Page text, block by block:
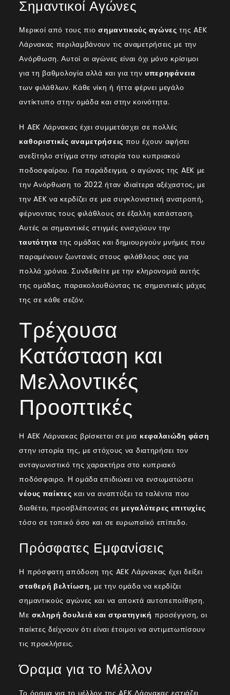
Σημαντικοί Αγώνες
Μερικοί από τους πιοσημαντικούς αγώνες της AEK
Λάρνακας περιλαμβάνουν τις αναμετρήσεις με την
Ανόρθωση. Αυτοί οι αγώνες είναι όχι μόνο κρίσιμοι
για τη βαθμολογία αλλά και για την υπερηφάνεια
των φιλάθλων. Κάθε νίκη ή ήττα φέρνει μεγάλο
αντίκτυπο στην ομάδα και στην κοινότητα.
Η AEK Λάρνακας έχει συμμετάσχει σε πολλές
καθοριστικές αναμετρήσεις που έχουν αφήσει
ανεξίτηλο στίγμα στην ιστορία του κυπριακού
ποδοσφαίρου. Για παράδειγμα, ο αγώνας της AEK με
την Ανόρθωση το 2022 ήταν ιδιαίτερα αξέχαστος, με
την AEK να κερδίζει σε μια συγκλονιστική ανατροπή,
φέρνοντας τους φιλάθλους σε έξαλλη κατάσταση.
Αυτές οι σημαντικές στιγμές ενισχύουν την
ταυτότητα της ομάδας και δημιουργούν μνήμες που
παραμένουν ζωντανές στους φιλάθλους σας για
πολλά χρόνια. Συνδεθείτε με την κληρονομιά αυτής
της ομάδας, παρακολουθώντας τις σημαντικές μάχες
της σε κάθε σεζόν.
Τρέχουσα
Κατάσταση και
Μελλοντικές
Προοπτικές
Η AEK Λάρνακας βρίσκεται σε μια κεφαλαιώδη φάση
στην ιστορία της, με στόχους να διατηρήσει τον
ανταγωνιστικό της χαρακτήρα στο κυπριακό
ποδόσφαιρο. Η ομάδα επιδιώκει να ενσωματώσει
νέους παίκτες και να αναπτύξει τα ταλέντα που
διαθέτει, προσβλέποντας σε μεγαλύτερες επιτυχίες
τόσο σε τοπικό όσο και σε ευρωπαϊκό επίπεδο.
Πρόσφατες Εμφανίσεις
Η πρόσφατη απόδοση της AEK Λάρνακας έχει δείξει
σταθερή βελτίωση, με την ομάδα να κερδίζει
σημαντικούς αγώνες και να αποκτά αυτοπεποίθηση.
Με σκληρή δουλειά και στρατηγική προσέγγιση, οι
παίκτες δείχνουν ότι είναι έτοιμοι να αντιμετωπίσουν
τις προκλήσεις.
Όραμα για το Μέλλον